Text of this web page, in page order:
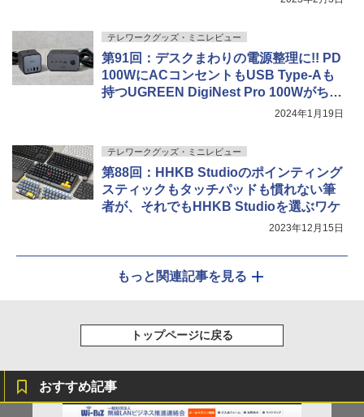
テレワークグッズ・ミニレビュー
第91回：デスクまわりの電源整理に!! PD
100WにACコンセントもUSB Type-Aも
持つUGREEN DigiNest Pro 100Wがちょ
2024年1月19日
テレワークグッズ・ミニレビュー
第88回：HHKB Studioのポインティング
スティックもタッチパッドも慣れない筆
者が、それでもHHKB Studioを選ぶワケ
2023年12月15日
もっと関連記事を見る
トップページに戻る
おすすめ記事